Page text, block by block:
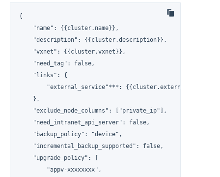
{
    "name": {{cluster.name}},
    "description": {{cluster.description}},
    "vxnet": {{cluster.vxnet}},
    "need_tag": false,
    "links": {
"external_service"***:
    },
    "exclude_node_columns": ["private_ip"],
    "need_intranet_api_server": false,
    "backup_policy": "device",
    "incremental_backup_supported": false,
    "upgrade_policy": [
        "appv-xxxxxxxx",